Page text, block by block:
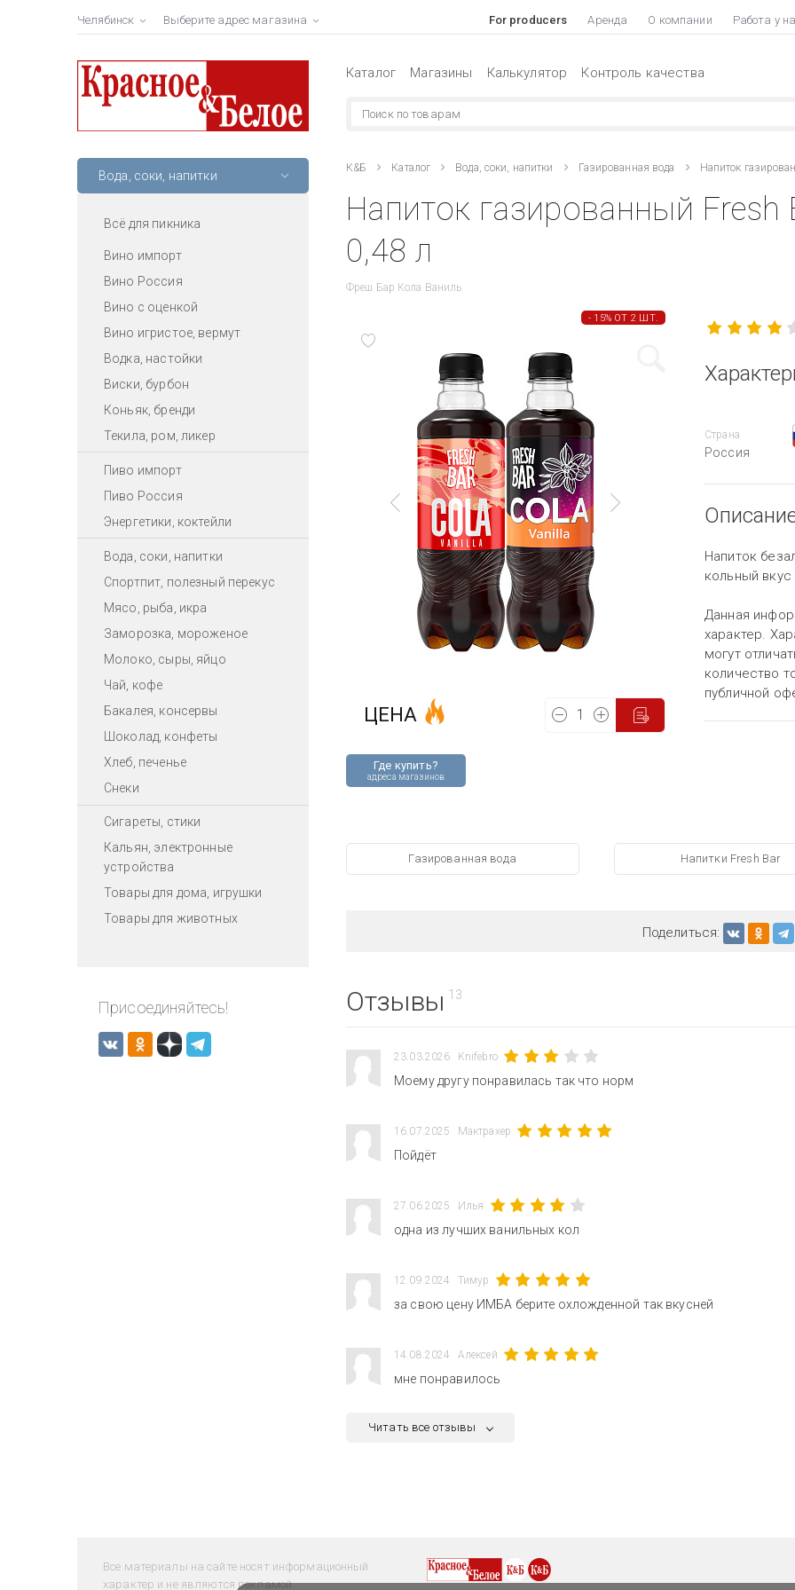
Челябинск Выберите адрес магазина For producers Аренда О компании Работа у
Каталог Магазины Калькулятор Контроль качества
Вода, соки, напитки
Всё для пикника
Вино импорт
Вино Россия
Вино с оценкой
Вино игристое, вермут
Водка, настойки
Виски, бурбон
Коньяк, бренди
Текила, ром, ликер
Пиво импорт
Пиво Россия
Энергетики, коктейли
Вода, соки, напитки
Спортпит, полезный перекус
Мясо, рыба, икра
Заморозка, мороженое
Молоко, сыры, яйцо
Чай, кофе
Бакалея, консервы
Шоколад, конфеты
Хлеб, печенье
Снеки
Сигареты, стики
Кальян, электронные
устройства
Товары для дома, игрушки
Товары для животных
Присоединяйтесь!
К&Б Каталог Вода, соки, напитки Газированная вода Напиток
Напиток газированный Fresh
0,48 л
Фреш Бар Кола Ваниль
- 15% ОТ 2 ШТ.
Где купить?
адреса магазинов
ЦЕНА
Страна
Россия
Напиток
кольный
Данная
характер.
могут
количество
публичной
Газированная вода Напитки Fresh Bar
Поделиться:
Отзывы 13
23.03.2026 Knifebro
Моему другу понравилась так что норм
16.07.2025 Мактрахер
Пойдёт
27.06.2025 Илья
одна из лучших ванильных кол
12.09.2024 Тимур
за свою цену ИМБА берите охложденной так вкусней
14.08.2024 Алексей
мне понравилось
Читать все отзывы
Все материалы на сайте носят информационный
характер и не являются рекламой.